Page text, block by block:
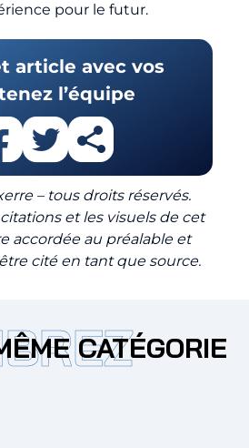
pour le futur.
article avec vos
l’équipe
– tous droits réservés.
et les visuels de cet
accordée au préalable et
cité en tant que source.
CATÉGORIE